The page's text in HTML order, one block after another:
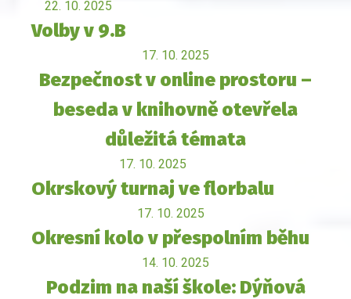
22. 10. 2025
Volby v 9.B
17. 10. 2025
Bezpečnost v online prostoru –
beseda v knihovně otevřela
důležitá témata
17. 10. 2025
Okrskový turnaj ve florbalu
17. 10. 2025
Okresní kolo v přespolním běhu
14. 10. 2025
Podzim na naší škole: Dýňová